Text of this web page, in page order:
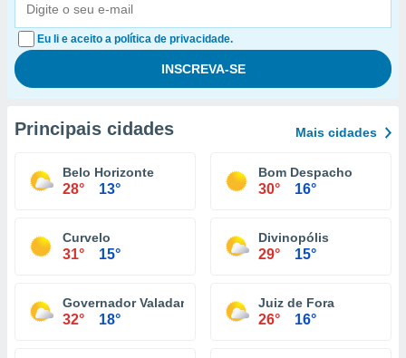
Eu li e aceito a política de privacidade.
Principais cidades Mais cidades
Belo Horizonte
28° 13°
Bom Despacho
30° 16°
Curvelo
31° 15°
Divinopólis
29° 15°
Governador Valadares
32° 18°
Juiz de Fora
26° 16°